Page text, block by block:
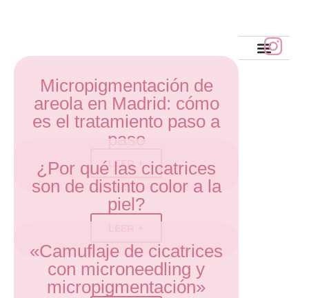
Micropigmentación de
areola en Madrid: cómo
es el tratamiento paso a
paso
LEER +
¿Por qué las cicatrices
son de distinto color a la
piel?
«Camuflaje de cicatrices
con microneedling y
micropigmentación»